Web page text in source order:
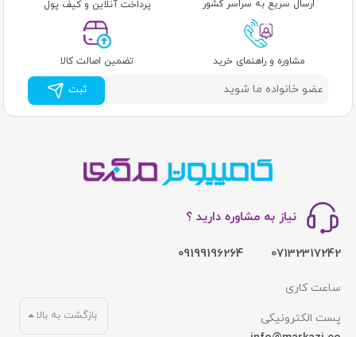
ارسال سریع به سراسر کشور پرداخت آنلاین و کیف پول
مشاوره و راهنمای خرید تضمین اصالت کالا
ثبت
نیاز به مشاوره دارید ؟
07132317242
09199196264
ساعت کاری
پست الکترونیکی
بازگشت به بالا